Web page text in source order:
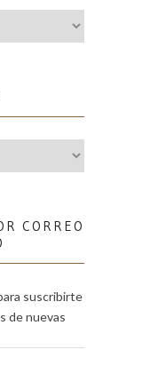
CORREO
suscribirte
de nuevas